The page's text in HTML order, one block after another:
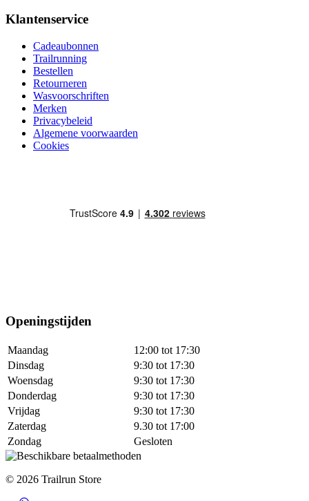
Klantenservice
Cadeaubonnen
Trailrunning
Bestellen
Retourneren
Wasvoorschriften
Merken
Privacybeleid
Algemene voorwaarden
Cookies
Openingstijden
Maandag
12:00 tot 17:30
Dinsdag
9:30 tot 17:30
Woensdag
9:30 tot 17:30
Donderdag
9:30 tot 17:30
Vrijdag
9:30 tot 17:30
Zaterdag
9.30 tot 17:00
Zondag
Gesloten
© 2026 Trailrun Store